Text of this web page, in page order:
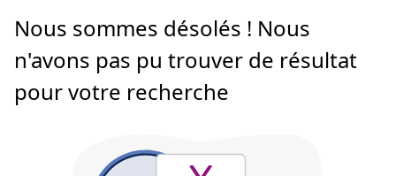
Nous sommes désolés ! Nous
n'avons pas pu trouver de résultat
pour votre recherche